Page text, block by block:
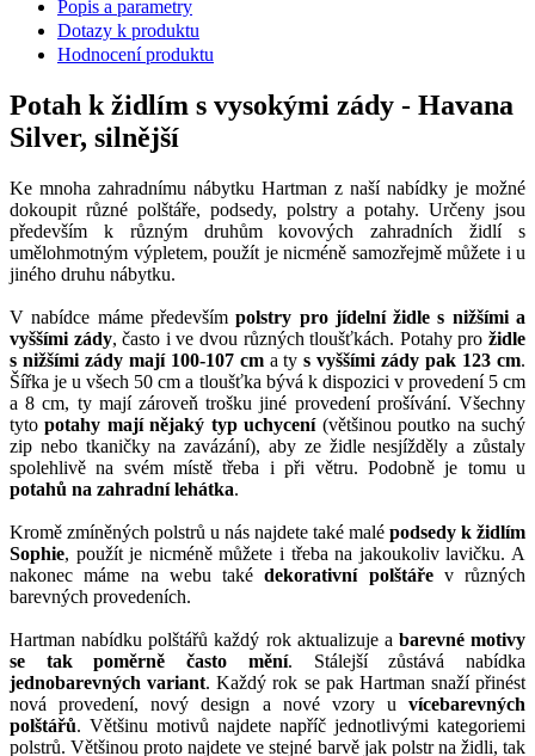
Popis a parametry
Dotazy k produktu
Hodnocení produktu
Potah k židlím s vysokými zády - Havana
Silver, silnější
Ke mnoha zahradnímu nábytku Hartman z naší nabídky je možné
dokoupit různé polštáře, podsedy, polstry a potahy. Určeny jsou
především k různým druhům kovových zahradních židlí s
umělohmotným výpletem, použít je nicméně samozřejmě můžete i u
jiného druhu nábytku.
V nabídce máme předevšímpolstry pro jídelní židle s nižšími a
vyššími zády, často i ve dvou různých tloušťkách. Potahy prožidle
s nižšími zády mají 100-107 cma tys vyššími zády pak 123 cm.
Šířka je u všech 50 cm a tloušťka bývá k dispozici v provedení 5 cm
a 8 cm, ty mají zároveň trošku jiné provedení prošívání. Všechny
tytopotahy mají nějaký typ uchycení(většinou poutko na suchý
zip nebo tkaničky na zavázání), aby ze židle nesjížděly a zůstaly
spolehlivě na svém místě třeba i při větru. Podobně je tomu u
potahů na zahradní lehátka.
Kromě zmíněných polstrů u nás najdete také malé podsedy k židlím
Sophie, použít je nicméně můžete i třeba na jakoukoliv lavičku. A
nakonec máme na webu takédekorativní polštářev různých
barevných provedeních.
Hartman nabídku polštářů každý rok aktualizuje a barevné motivy
se tak poměrně často mění. Stálejší zůstává nabídka
jednobarevných variant. Každý rok se pak Hartman snaží přinést
nová provedení, nový design a nové vzory u vícebarevných
polštářů. Většinu motivů najdete napříč jednotlivými kategoriemi
polstrů. Většinou proto najdete ve stejné barvě jak polstr na židli, tak